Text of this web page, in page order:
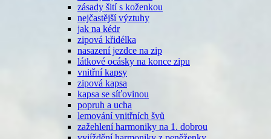
zásady šití s koženkou
nejčastější výztuhy
jak na kédr
zipová křidélka
nasazení jezdce na zip
látkové ocásky na konce zipu
vnitřní kapsy
zipová kapsa
kapsa se síťovinou
popruh a ucha
lemování vnitřních švů
zažehlení harmoniky na 1. dobrou